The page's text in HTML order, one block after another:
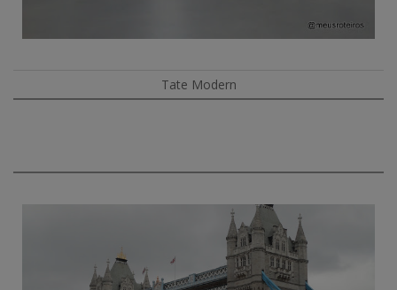
Tate Modern